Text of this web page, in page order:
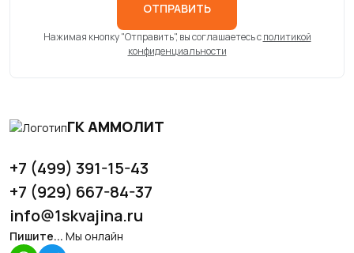
ОТПРАВИТЬ
Нажимая кнопку "Отправить", вы соглашаетесь сполитикой
конфиденциальности
ГК АММОЛИТ
+7 (499) 391-15-43
+7 (929) 667-84-37
info@1skvajina.ru
Пишите... Мы онлайн